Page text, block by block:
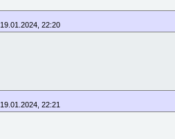
19.01.2024, 22:20
19.01.2024, 22:21